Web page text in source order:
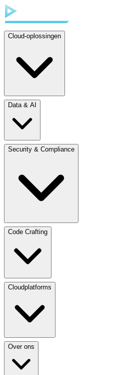
Cloud-oplossingen
Data & AI
Security & Compliance
Code Crafting
Cloudplatforms
Over ons